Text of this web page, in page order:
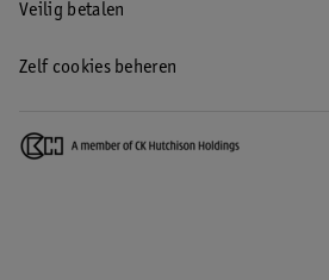
Veilig betalen
Zelf cookies beheren